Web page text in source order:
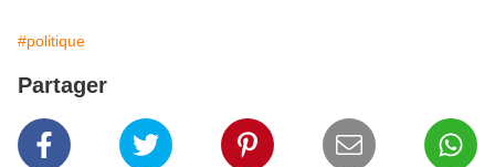
#politique
Partager